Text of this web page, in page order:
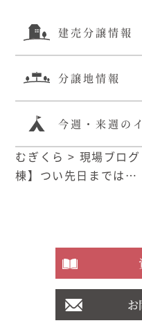
建売分譲情報
分譲地情報
今週・来週の
むぎくら > 現場ブログ
棟】つい先日までは…
お